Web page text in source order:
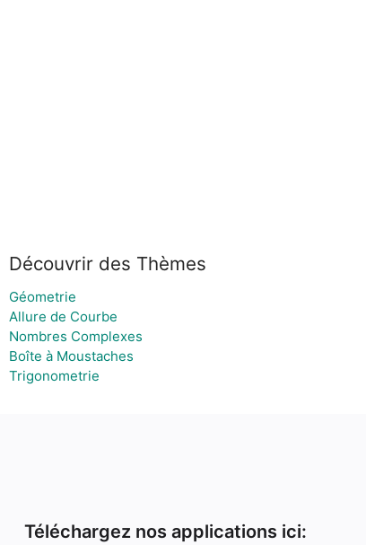
Découvrir des Thèmes
Géometrie
Allure de Courbe
Nombres Complexes
Boîte à Moustaches
Trigonometrie
Téléchargez nos applications ici: